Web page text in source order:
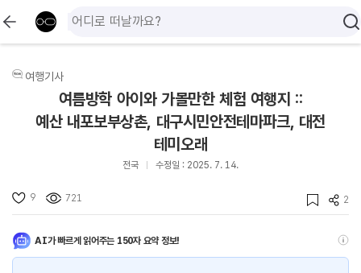
여행기사
여름방학 아이와 가볼만한 체험 여행지 ::
예산 내포보부상촌, 대구시민안전테마파크, 대전
테미오래
전국 수정일 : 2025. 7. 14.
9 721 2
AI가 빠르게 읽어주는 150자 요약 정보!